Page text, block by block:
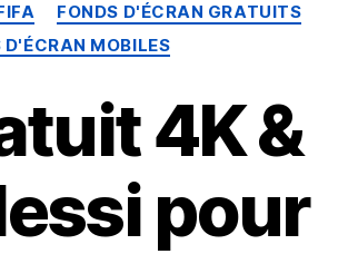
FONDS D'ÉCRAN GRATUITS
D'ÉCRAN MOBILES
4K &
pour